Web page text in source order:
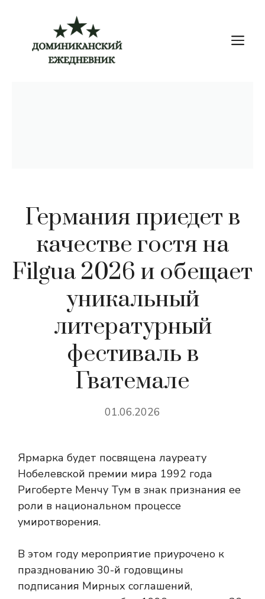
содержимому
Германия приедет в
качестве гостя на
Filgua 2026 и обещает
уникальный
литературный
фестиваль в
Гватемале
01.06.2026
Ярмарка будет посвящена лауреату
Нобелевской премии мира 1992 года
Ригоберте Менчу Тум в знак признания ее
роли в национальном процессе
умиротворения.
В этом году мероприятие приурочено к
празднованию 30-й годовщины
подписания Мирных соглашений,